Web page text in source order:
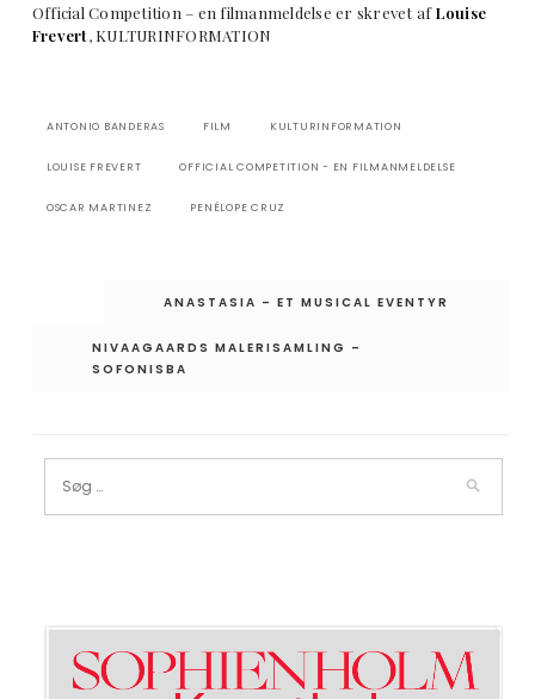
Official Competition – en filmanmeldelse er skrevet afLouise
Frevert, KULTURINFORMATION
ANTONIO BANDERAS FILM KULTURINFORMATION
LOUISE FREVERT OFFICIAL COMPETITION - EN FILMANMELDELSE
OSCAR MARTINEZ PENÉLOPE CRUZ
IndlægsnavigationANASTASIA – ET MUSICAL EVENTYR
NIVAAGAARDS MALERISAMLING –
SOFONISBA